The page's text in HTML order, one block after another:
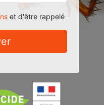
et d'être rappelé